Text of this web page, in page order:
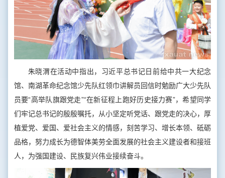
朱晓渭在活动中指出，习近平总书记日前给中共一大纪念
馆、南湖革命纪念馆少先队红领巾讲解员回信时勉励广大少先队
员要“高举队旗跟党走”“在新征程上跑好历史接力赛”，希望同学
们牢记总书记的殷殷嘱托，从小坚定听党话、跟党走的决心，厚
植爱党、爱国、爱社会主义的情感，刻苦学习、增长本领、砥砺
品格，努力成长为德智体美劳全面发展的社会主义建设者和接班
人，为强国建设、民族复兴伟业接续奋斗。